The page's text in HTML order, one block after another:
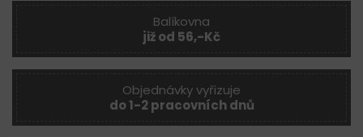
Balíkovna
již od 56,-Kč
Objednávky vyřizuje
do 1-2 pracovních dnů